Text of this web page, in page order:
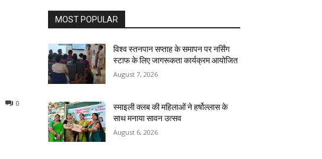
0
MOST POPULAR
विश्व स्तनपान सप्ताह के समापन पर नर्सिंग
स्टाफ के लिए जागरूकता कार्यक्रम आयोजित
August 7, 2026
स्माइली क्लब की महिलाओं ने हर्षोल्लास के
साथ मनाया सावन उत्सव
August 6, 2026